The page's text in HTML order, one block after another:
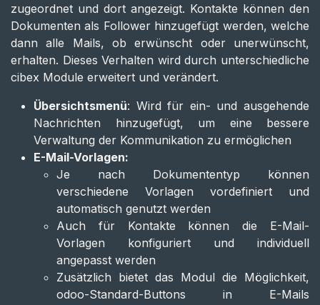
zugeordnet und dort angezeigt. Kontakte können den
Dokumenten als Follower hinzugefügt werden, welche
dann alle Mails, ob erwünscht oder unerwünscht,
erhalten. Dieses Verhalten wird durch unterschiedliche
cibex Module erweitert und verändert.
Übersichtsmenü: Wird für ein- und ausgehende
Nachrichten hinzugefügt, um eine bessere
Verwaltung der Kommunikation zu ermöglichen
E-Mail-Vorlagen:
Je nach Dokumententyp können
verschiedene Vorlagen vordefiniert und
automatisch genutzt werden
Auch für Kontakte können die E-Mail-
Vorlagen konfiguriert und individuell
angepasst werden
Zusätzlich bietet das Modul die Möglichkeit,
odoo-Standard-Buttons in E-Mails